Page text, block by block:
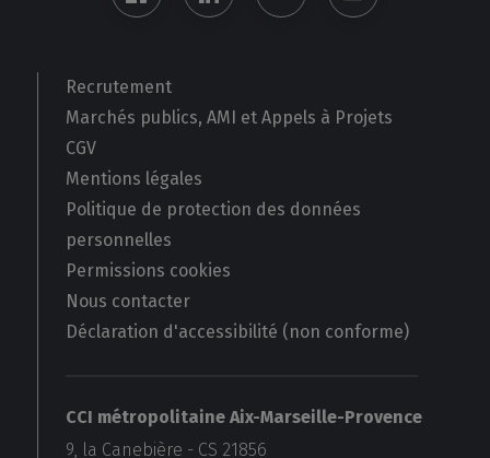
CCI métropolitaine Aix-Marseille-Provence
9, la Canebière - CS 21856
Recrutement
Marchés publics, AMI et Appels à Projets
CGV
Mentions légales
Politique de protection des données
personnelles
Permissions cookies
Nous contacter
Déclaration d'accessibilité (non conforme)